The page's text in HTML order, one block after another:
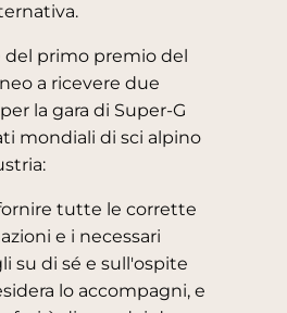
del primo premio del
a ricevere due
la gara di Super-G
mondiali di sci alpino
tutte le corrette
e i necessari
su di sé e sull'ospite
lo accompagni, e